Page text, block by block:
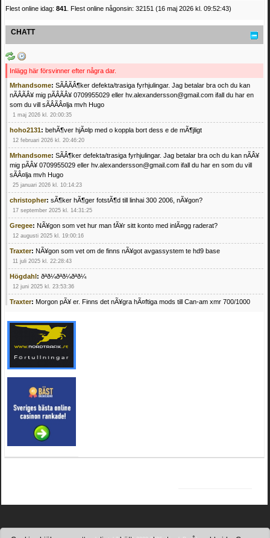
Flest online idag: 841 . Flest online någonsin: 32151 (16 maj 2026 kl. 09:52:43)
CHATT
Inlägg här försvinner efter några dar.
Mrhandsome: SÃÂÃÂ¶ker defekta/trasiga fyrhjulingar. Jag betalar bra och du kan
nÃÂÃÂ¥ mig pÃÂÃÂ¥ 0709955029 eller hv.alexandersson@gmail.com ifall du har en
som du vill sÃÂÃÂ¤lja mvh Hugo
1 maj 2026 kl. 20:00:35
hoho2131: behÃ¶ver hjÃ¤lp med o koppla bort dess e de mÃ¶jligt
12 februari 2026 kl. 20:46:20
Mrhandsome: SÃÂ¶ker defekta/trasiga fyrhjulingar. Jag betalar bra och du kan nÃÂ¥
mig pÃÂ¥ 0709955029 eller hv.alexandersson@gmail.com ifall du har en som du vill
sÃÂ¤lja mvh Hugo
25 januari 2026 kl. 10:14:23
christopher: sÃ¶ker hÃ¶ger fotstÃ¶d till linhai 300 2006, nÃ¥gon?
17 september 2025 kl. 14:31:25
Gregee: NÃ¥gon som vet hur man fÃ¥r sitt konto med inlÃ¤gg raderat?
12 augusti 2025 kl. 19:00:16
Traxter: NÃ¥gon som vet om de finns nÃ¥got avgassystem te hd9 base
11 juli 2025 kl. 22:28:43
Högdahl : ðªð¼ðªð¼ðªð¼
12 juni 2025 kl. 23:53:36
Traxter: Morgon pÃ¥ er. Finns det nÃ¥gra hÃ¤ftiga mods till Can-am xmr 700/1000
Mrhandsome:SÃ¶ker defekta/trasiga fyrhjulingar. Jag betalar bra och du kan nÃ¥ mig
pÃ¥ 0709955029 eller hv.alexandersson@gmail.com ifall du har en som du vill sÃ¤lja
mvh Hugo
21 februari 2025 kl. 09:25:52
4 februari 2025 kl. 19:20:50
Oscar5:44
4 februari 2025 kl. 19:15:36
Greger59:NÃ¤gon som vet har en Cetek 500 EFI
15 januari 2025 kl. 23:49:44
Mrhandsome:SÃÂ¶ker defekta/trasiga fyrhjulingar. Jag betalar bra och du kan nÃÂ¥
trailboss:Hej. sÃ¶ker instruktionsbok Polaris TrailBoss 250-89